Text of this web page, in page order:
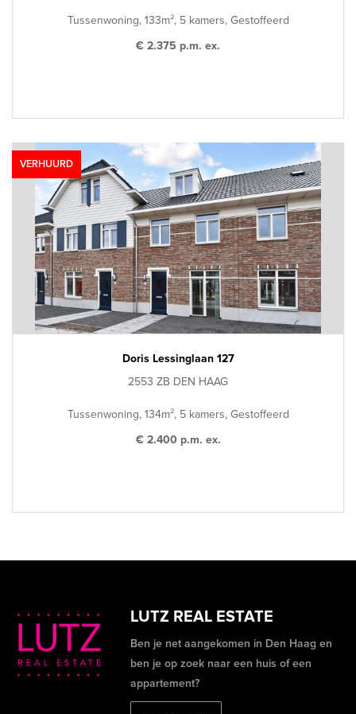
Tussenwoning, 133m², 5 kamers, Gestoffeerd
€ 2.375 p.m. ex.
VERHUURD
Doris Lessinglaan 127
2553 ZB DEN HAAG
Tussenwoning, 134m², 5 kamers, Gestoffeerd
€ 2.400 p.m. ex.
LUTZ REAL ESTATE
Ben je net aangekomen in Den Haag en
ben je op zoek naar een huis of een
appartement?